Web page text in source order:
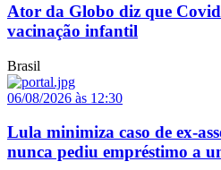
Ator da Globo diz que
vacinação infantil
Brasil
06/08/2026 às 12:30
Lula minimiza caso de ex-
nunca pediu empréstimo a